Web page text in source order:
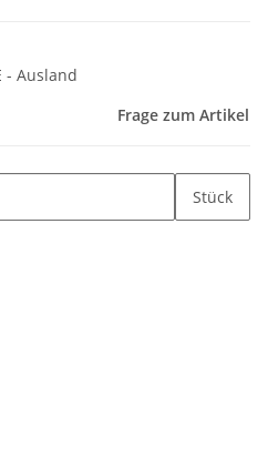
- Ausland
Frage zum Artikel
Stück